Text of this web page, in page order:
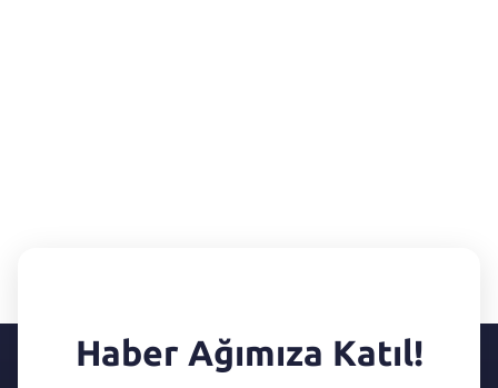
Haber Ağımıza Katıl!